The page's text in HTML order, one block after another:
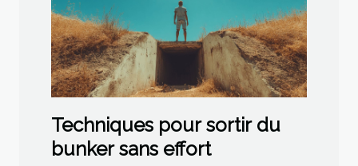
Techniques pour sortir du
bunker sans effort